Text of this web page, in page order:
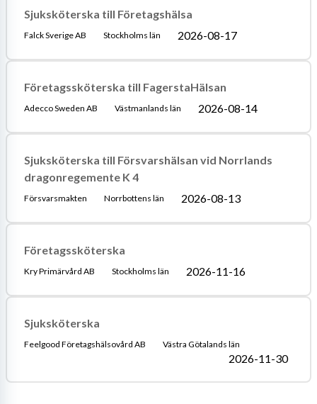
Sjuksköterska till Företagshälsa
Falck Sverige AB Stockholms län 2026-08-17
Företagssköterska till FagerstaHälsan
Adecco Sweden AB Västmanlands län 2026-08-14
Sjuksköterska till Försvarshälsan vid Norrlands
dragonregemente K 4
Försvarsmakten Norrbottens län 2026-08-13
Företagssköterska
Kry Primärvård AB Stockholms län 2026-11-16
Sjuksköterska
Feelgood Företagshälsovård AB Västra Götalands län
2026-11-30